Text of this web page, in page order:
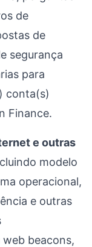
de
de
segurança
para
conta(s)
Finance.
e outras
modelo
operacional,
e outras
beacons,